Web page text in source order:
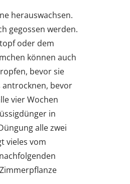
herauswachsen.
gegossen werden.
oder dem
können auch
bevor sie
antrocknen, bevor
vier Wochen
in
alle zwei
vieles vom